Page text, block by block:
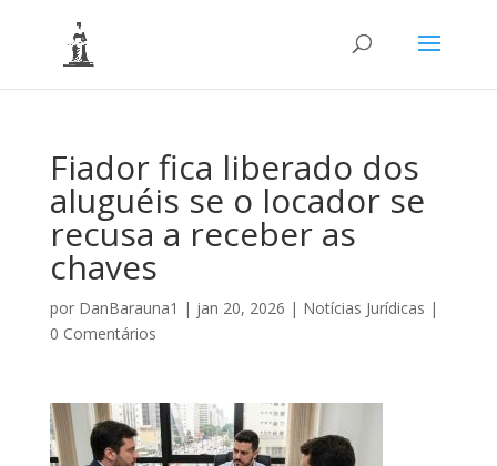
Fiador fica liberado dos
aluguéis se o locador se
recusa a receber as
chaves
por DanBarauna1 | jan 20, 2026 | Notícias Jurídicas |
0 Comentários